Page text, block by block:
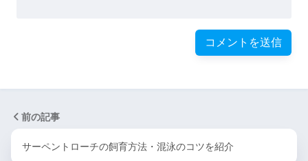
前の記事
サーペントローチの飼育方法・混泳のコツを紹介